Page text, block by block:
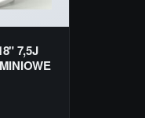
7,5J